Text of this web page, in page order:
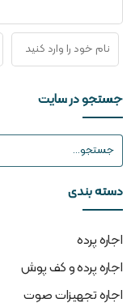
جستجو در سایت
دسته بندی
اجاره پرده
اجاره پرده و کف پوش
اجاره تجهیزات صوت